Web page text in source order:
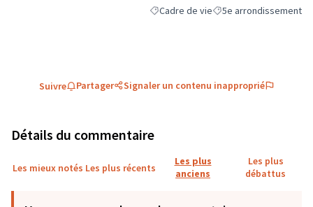
Filtrer les résultats de la catégorie :
Cadre de vieFiltrer les résultats
5e arrondissement
Suivre Partager Signaler un contenu inapproprié
Détails du commentaire
Les mieux notés Les plus récents
Les plus
anciens
Les plus
débattus